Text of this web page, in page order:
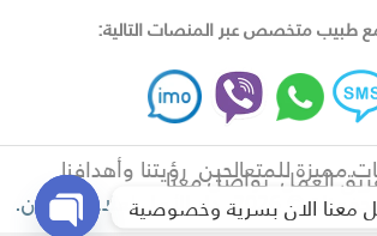
طبيب متخصص عبر المنصات التالية:
مميزة للمتعالجين رؤيتنا وأهدافنا العمل تواصل معنا
لعلاج الإدمان.
معنا الان بسرية وخصوصية